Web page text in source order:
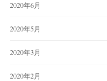
2020年6月
2020年5月
2020年3月
2020年2月